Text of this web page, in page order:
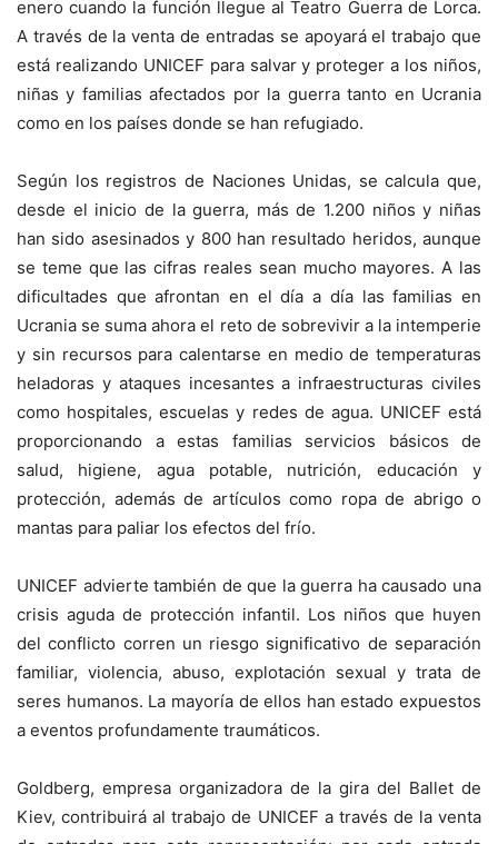
enero cuando la función llegue al Teatro Guerra de Lorca.
A través de la venta de entradas se apoyará el trabajo que
está realizando UNICEF para salvar y proteger a los niños,
niñas y familias afectados por la guerra tanto en Ucrania
como en los países donde se han refugiado.
Según los registros de Naciones Unidas, se calcula que,
desde el inicio de la guerra, más de 1.200 niños y niñas
han sido asesinados y 800 han resultado heridos, aunque
se teme que las cifras reales sean mucho mayores. A las
dificultades que afrontan en el día a día las familias en
Ucrania se suma ahora el reto de sobrevivir a la intemperie
y sin recursos para calentarse en medio de temperaturas
heladoras y ataques incesantes a infraestructuras civiles
como hospitales, escuelas y redes de agua. UNICEF está
proporcionando a estas familias servicios básicos de
salud, higiene, agua potable, nutrición, educación y
protección, además de artículos como ropa de abrigo o
mantas para paliar los efectos del frío.
UNICEF advierte también de que la guerra ha causado una
crisis aguda de protección infantil. Los niños que huyen
del conflicto corren un riesgo significativo de separación
familiar, violencia, abuso, explotación sexual y trata de
seres humanos. La mayoría de ellos han estado expuestos
a eventos profundamente traumáticos.
Goldberg, empresa organizadora de la gira del Ballet de
Kiev, contribuirá al trabajo de UNICEF a través de la venta